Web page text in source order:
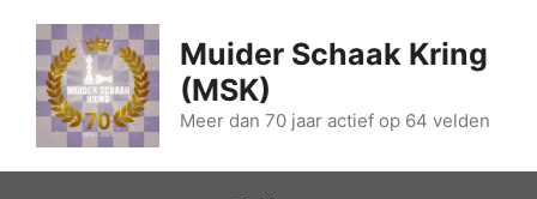
naar
inhoud
Muider Schaak Kring
(MSK)
Meer dan 70 jaar actief op 64 velden